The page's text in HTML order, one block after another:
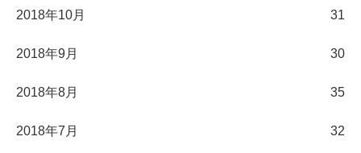
2018年10月 31
2018年9月 30
2018年8月 35
2018年7月 32